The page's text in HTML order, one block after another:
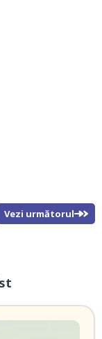
Vezi următorul